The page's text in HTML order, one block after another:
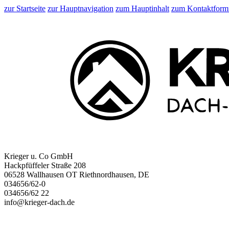
zur Startseite zur Hauptnavigation zum Hauptinhalt zum
Krieger u. Co GmbH
Hackpfüffeler Straße 208
06528 Wallhausen OT Riethnordhausen, DE
034656/62-0
034656/62 22
info@krieger-dach.de